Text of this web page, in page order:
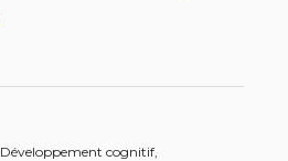
Développement cognitif,